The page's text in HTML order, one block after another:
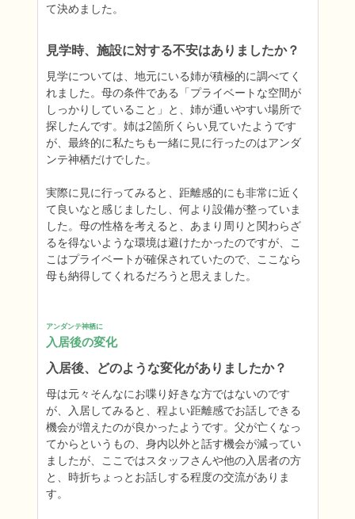
て決めました。
見学時、施設に対する不安はありましたか？
見学については、地元にいる姉が積極的に調べてく
れました。母の条件である「プライベートな空間が
しっかりしていること」と、姉が通いやすい場所で
探したんです。姉は2箇所くらい見ていたようです
が、最終的に私たちも一緒に見に行ったのはアンダ
ンテ神栖だけでした。
実際に見に行ってみると、距離感的にも非常に近く
て良いなと感じましたし、何より設備が整っていま
した。母の性格を考えると、あまり周りと関わらざ
るを得ないような環境は避けたかったのですが、こ
こはプライベートが確保されていたので、ここなら
母も納得してくれるだろうと思えました。
アンダンテ神栖に
入居後の変化
入居後、どのような変化がありましたか？
母は元々そんなにお喋り好きな方ではないのです
が、入居してみると、程よい距離感でお話しできる
機会が増えたのが良かったようです。父が亡くなっ
てからというもの、身内以外と話す機会が減ってい
ましたが、ここではスタッフさんや他の入居者の方
と、時折ちょっとお話しする程度の交流がありま
す。